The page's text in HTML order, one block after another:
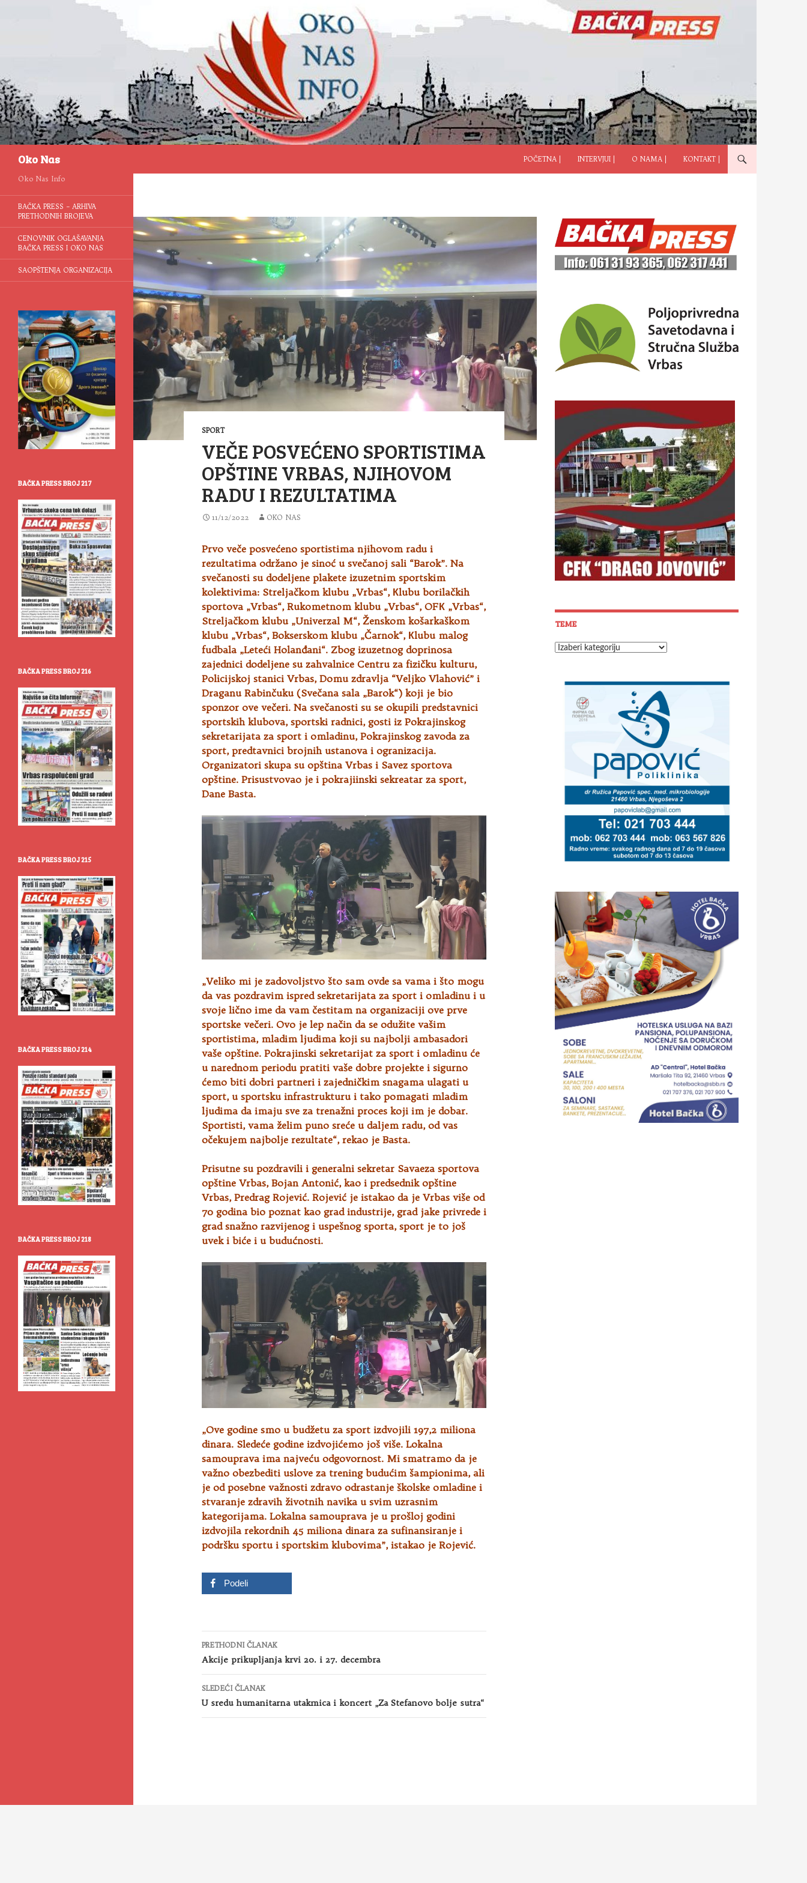
Oko Nas
POČETNA |
INTERVJUI | O NAMA | KONTAKT |
SPORT
VEČE POSVEĆENO SPORTISTIMA
OPŠTINE VRBAS, NJIHOVOM
RADU I REZULTATIMA
11/12/2022 OKO NAS
Prvo veče posvećeno sportistima njihovom radu i
rezultatima održano je sinoć u svečanoj sali “Barok”. Na
svečanosti su dodeljene plakete izuzetnim sportskim
kolektivima: Streljačkom klubu „Vrbas“, Кlubu borilačkih
sportova „Vrbas“, Rukometnom klubu „Vrbas“, OFК „Vrbas“,
Streljačkom klubu „Univerzal M“, Ženskom košarkaškom
klubu „Vrbas“, Bokserskom klubu „Čarnok“, Кlubu malog
fudbala „Leteći Holanđani“. Zbog izuzetnog doprinosa
zajednici dodeljene su zahvalnice Centru za fizičku kulturu,
Policijskoj stanici Vrbas, Domu zdravlja “Veljko Vlahović” i
Draganu Rabinčuku (Svečana sala „Barok“) koji je bio
sponzor ove večeri. Na svečanosti su se okupili predstavnici
sportskih klubova, sportski radnici, gosti iz Pokrajinskog
sekretarijata za sport i omladinu, Pokrajinskog zavoda za
sport, predtavnici brojnih ustanova i ogranizacija.
Organizatori skupa su opština Vrbas i Savez sportova
opštine. Prisustvovao je i pokrajiinski sekreatar za sport,
Dane Basta.
„Veliko mi je zadovoljstvo što sam ovde sa vama i što mogu
da vas pozdravim ispred sekretarijata za sport i omladinu i u
svoje lično ime da vam čestitam na organizaciji ove prve
sportske večeri. Ovo je lep način da se odužite vašim
sportistima, mladim ljudima koji su najbolji ambasadori
vaše opštine. Pokrajinski sekretarijat za sport i omladinu će
u narednom periodu pratiti vaše dobre projekte i sigurno
ćemo biti dobri partneri i zajedničkim snagama ulagati u
sport, u sportsku infrastrukturu i tako pomagati mladim
ljudima da imaju sve za trenažni proces koji im je dobar.
Sportisti, vama želim puno sreće u daljem radu, od vas
očekujem najbolje rezultate“, rekao je Basta.
Prisutne su pozdravili i generalni sekretar Savaeza sportova
opštine Vrbas, Bojan Antonić, kao i predsednik opštine
Vrbas, Predrag Rojević. Rojević je istakao da je Vrbas više od
70 godina bio poznat kao grad industrije, grad jake privrede i
grad snažno razvijenog i uspešnog sporta, sport je to još
uvek i biće i u budućnosti.
„Ove godine smo u budžetu za sport izdvojili 197,2 miliona
dinara. Sledeće godine izdvojićemo još više. Lokalna
samouprava ima najveću odgovornost. Mi smatramo da je
važno obezbediti uslove za trening budućim šampionima, ali
je od posebne važnosti zdravo odrastanje školske omladine i
stvaranje zdravih životnih navika u svim uzrasnim
kategorijama. Lokalna samouprava je u prošloj godini
izdvojila rekordnih 45 miliona dinara za sufinansiranje i
podršku sportu i sportskim klubovima”, istakao je Rojević.
Podeli
Kretanje
članaka
PRETHODNI ČLANAK
Akcije prikupljanja krvi 20. i 27. decembra
SLEDEĆI ČLANAK
U sredu humanitarna utakmica i koncert „Za Stefanovo bolje sutra“
TEME
Teme
Oko Nas Info
BAČKA PRESS – ARHIVA
PRETHODNIH BROJEVA
CENOVNIK OGLAŠAVANJA
BAČKA PRESS I OKO NAS
SAOPŠTENJA ORGANIZACIJA
BAČKA PRESS BROJ 217
BAČKA PRESS BROJ 216
BAČKA PRESS BROJ 215
BAČKA PRESS BROJ 214
BAČKA PRESS BROJ 218